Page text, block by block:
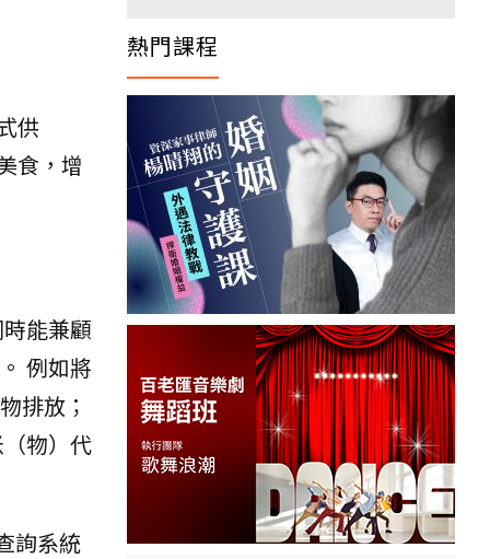
供
食，增
能兼顧
例如將
排放；
物）代
詢系統
熱門課程